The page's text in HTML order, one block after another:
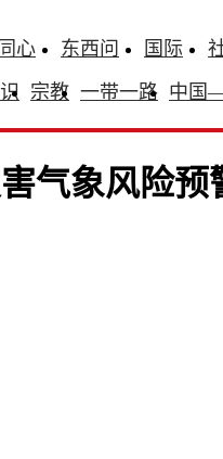
同心 东西问 国际
宗教 一带一路 中国
气象风险预